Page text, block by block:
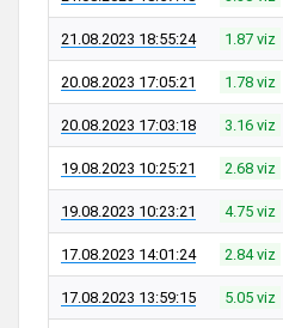
21.08.2023 18:55:24 1.87 viz
20.08.2023 17:05:21 1.78 viz
20.08.2023 17:03:18 3.16 viz
19.08.2023 10:25:21 2.68 viz
19.08.2023 10:23:21 4.75 viz
17.08.2023 14:01:24 2.84 viz
17.08.2023 13:59:15 5.05 viz